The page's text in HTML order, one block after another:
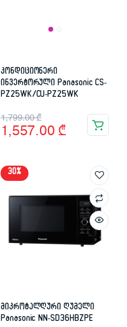
კონდიციონერი
ინვერტორული Panasonic CS-
PZ25WK/CU-PZ25WK
1,799.00₾
Original
price
1,799.00 ₾.
1,557.00 ₾
Current
price
1,557.00 ₾.
30%
მიკროტალღური ღუმელი
Panasonic NN-SD36HBZPE